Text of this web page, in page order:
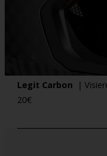
Legit Carbon
|
20€